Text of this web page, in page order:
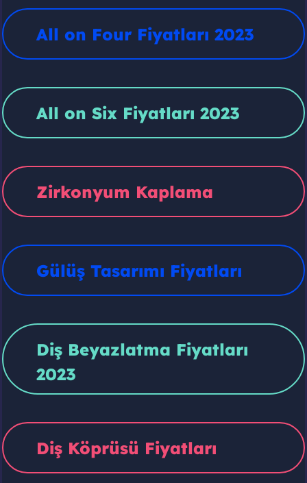
All on Four Fiyatları 2023
All on Six Fiyatları 2023
Zirkonyum Kaplama
Gülüş Tasarımı Fiyatları
Diş Beyazlatma Fiyatları
2023
Diş Köprüsü Fiyatları